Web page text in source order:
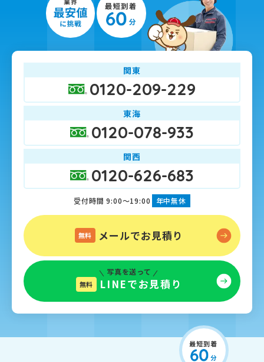
関東
0120-209-229
東海
0120-078-933
関西
0120-626-683
受付時間 9:00～19:00 年中無休
無料 メールでお見積り
写真を送って
無料 LINEでお見積り